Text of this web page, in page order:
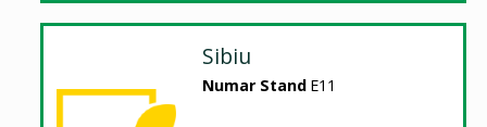
Sibiu
Numar Stand E11